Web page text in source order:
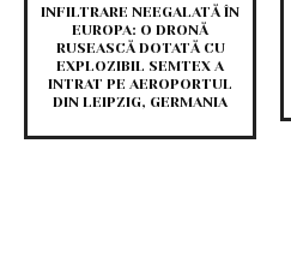
INFILTRARE NEEGALATĂ ÎN
EUROPA: O DRONĂ
RUSEASCĂ DOTATĂ CU
EXPLOZIBIL SEMTEX A
INTRAT PE AEROPORTUL
DIN LEIPZIG, GERMANIA